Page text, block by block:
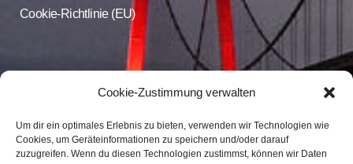
Cookie-Zustimmung verwalten
Um dir ein optimales Erlebnis zu bieten, verwenden wir Technologien wie
Cookies, um Geräteinformationen zu speichern und/oder darauf
zuzugreifen. Wenn du diesen Technologien zustimmst, können wir Daten
Cookie-Richtlinie (EU)
CDU Online
Folgen Sie der CDU Emmerich auf Facebook und Instagram